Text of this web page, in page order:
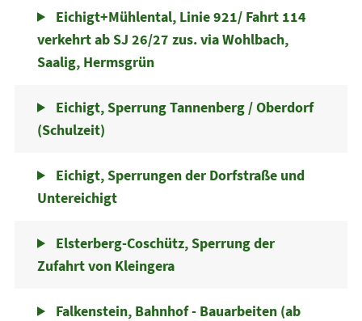
Eichigt+Mühlental, Linie 921/ Fahrt 114
verkehrt ab SJ 26/27 zus. via Wohlbach,
Saalig, Hermsgrün
Eichigt, Sperrung Tannenberg / Oberdorf
(Schulzeit)
Eichigt, Sperrungen der Dorfstraße und
Untereichigt
Elsterberg-Coschütz, Sperrung der
Zufahrt von Kleingera
Falkenstein, Bahnhof - Bauarbeiten (ab